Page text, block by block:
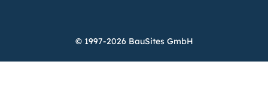
© 1997-2026 BauSites GmbH